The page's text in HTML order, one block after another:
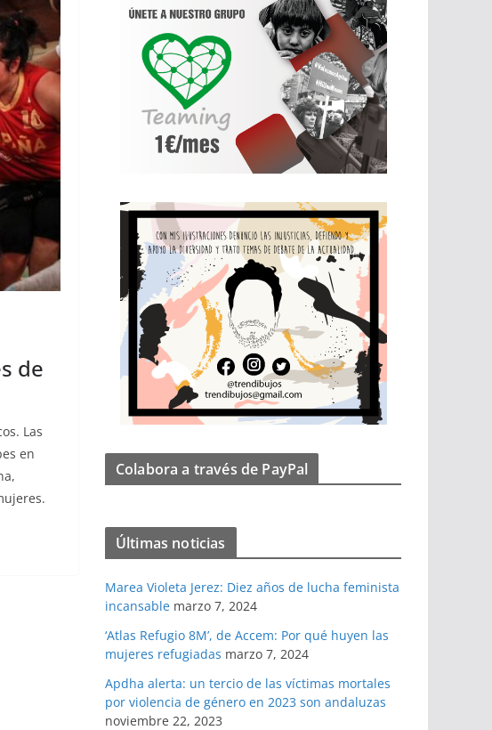
de
Las
en
Colabora a través de PayPal
Últimas noticias
Marea Violeta Jerez: Diez años de lucha feminista
incansable marzo 7, 2024
‘Atlas Refugio 8M’, de Accem: Por qué huyen las
mujeres refugiadas marzo 7, 2024
Apdha alerta: un tercio de las víctimas mortales
por violencia de género en 2023 son andaluzas
noviembre 22, 2023